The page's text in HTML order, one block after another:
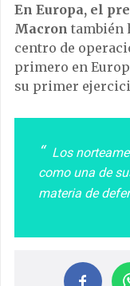
En Europa, el
Macron también
centro de
primero en
su primer
Los
como una de
materia de